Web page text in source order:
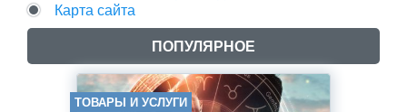
Карта сайта
ПОПУЛЯРНОЕ
ТОВАРЫ И УСЛУГИ